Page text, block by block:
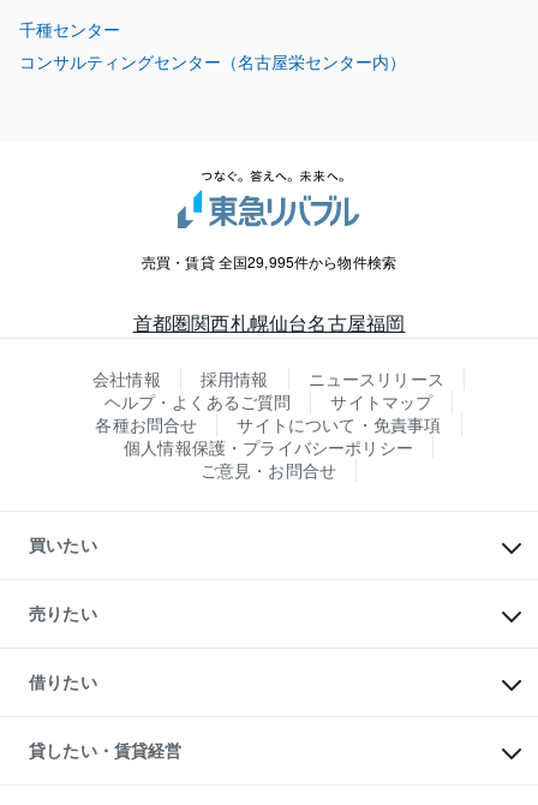
千種センター
コンサルティングセンター（名古屋栄センター内）
売買・賃貸 全国29,995件から物件検索
首都圏関西札幌仙台名古屋福岡
会社情報 採用情報
ニュースリリース
ヘルプ・よくあるご質問
サイトマップ
各種お問合せ
サイトについて・免責事項
個人情報保護・プライバシーポリシー
ご意見・お問合せ
買いたい
新築・分譲マンションの購入
中古マンションの購入
一戸建ての購入
中古一戸建ての購入
不動産購入の流れ
注目キーワード物件特集
購入ガイド
売りたい
一戸建ての売却・査定
土地の売却・査定
スピードAI査定
不動産査定について
不動産売却の流れ
借りたい
オフィス・店舗の賃貸
借りるときの流れ
借りるガイド
貸したい・賃貸経営